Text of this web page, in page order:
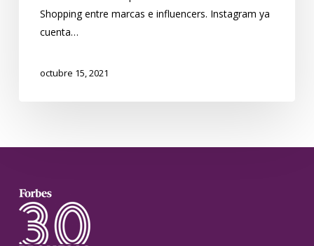
Shopping entre marcas e influencers. Instagram ya
cuenta…
octubre 15, 2021